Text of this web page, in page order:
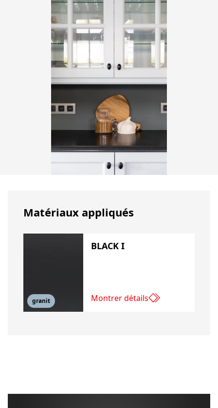
Matériaux appliqués
granit
BLACK I
Montrer détails